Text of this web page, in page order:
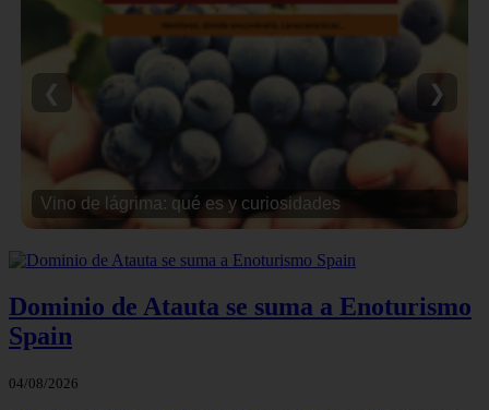
Vino de lágrima: qué es y curiosidades
❮ ❯
Dominio de Atauta se suma a Enoturismo
Spain
04/08/2026